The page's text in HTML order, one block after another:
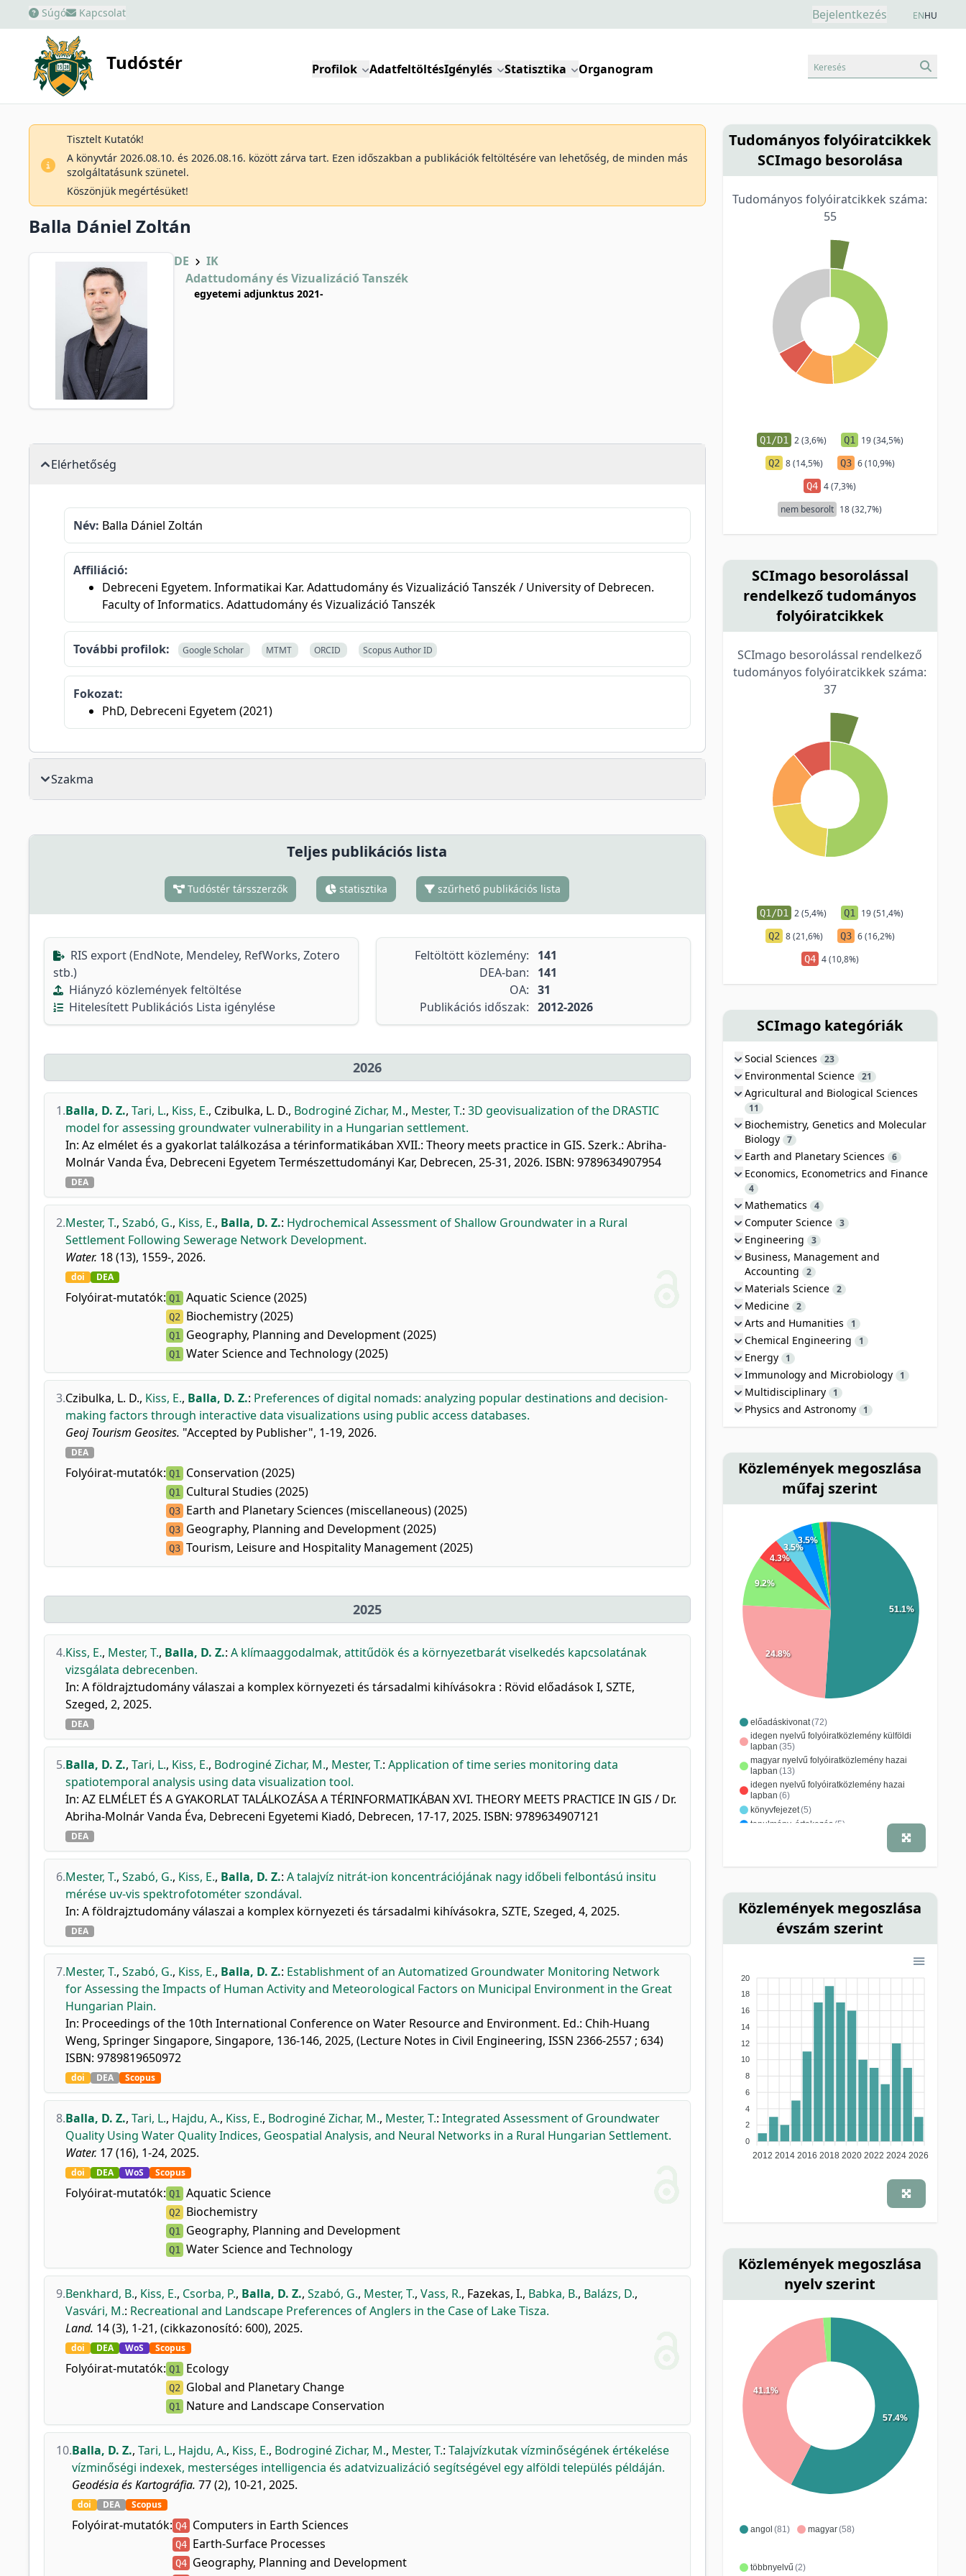
Súgó Kapcsolat Bejelentkezés ENHU
Tudóstér Profilok AdatfeltöltésIgénylés Statisztika Organogram Keresés
Tisztelt Kutatók!
A könyvtár 2026.08.10. és 2026.08.16. között zárva tart. Ezen időszakban a publikációk feltöltésére van lehetőség, de minden más
szolgáltatásunk szünetel.
Köszönjük megértésüket!
Balla Dániel Zoltán
DE
IK
Adattudomány és Vizualizáció Tanszék
egyetemi adjunktus 2021-
Elérhetőség
Név: Balla Dániel Zoltán
Affiliáció:
Debreceni Egyetem. Informatikai Kar. Adattudomány és Vizualizáció Tanszék / University of Debrecen.
Faculty of Informatics. Adattudomány és Vizualizáció Tanszék
További profilok: Google Scholar MTMT ORCID Scopus Author ID
Fokozat:
PhD, Debreceni Egyetem (2021)
Szakma
Teljes publikációs lista
Tudóstér társszerzők statisztika szűrhető publikációs lista
RIS export (EndNote, Mendeley, RefWorks, Zotero
stb.)
Hiányzó közlemények feltöltése
Hitelesített Publikációs Lista igénylése
Feltöltött közlemény:
141
DEA-ban:
141
OA: 31
Publikációs időszak: 2012-2026
2026
1.Balla, D. Z., Tari, L., Kiss, E., Czibulka, L. D., Bodroginé Zichar, M., Mester, T.: 3D geovisualization of the DRASTIC
model for assessing groundwater vulnerability in a Hungarian settlement.
In: Az elmélet és a gyakorlat találkozása a térinformatikában XVII.: Theory meets practice in GIS. Szerk.: Abriha-
Molnár Vanda Éva, Debreceni Egyetem Természettudományi Kar, Debrecen, 25-31, 2026. ISBN: 9789634907954
DEA
2.Mester, T., Szabó, G., Kiss, E., Balla, D. Z.: Hydrochemical Assessment of Shallow Groundwater in a Rural
Settlement Following Sewerage Network Development.
Water. 18 (13), 1559-, 2026.
doi DEA
Folyóirat-mutatók: Q1 Aquatic Science (2025)
Q2 Biochemistry (2025)
Q1 Geography, Planning and Development (2025)
Q1 Water Science and Technology (2025)
3.Czibulka, L. D., Kiss, E., Balla, D. Z.: Preferences of digital nomads: analyzing popular destinations and decision-
making factors through interactive data visualizations using public access databases.
Geoj Tourism Geosites. "Accepted by Publisher", 1-19, 2026.
DEA
Folyóirat-mutatók: Q1 Conservation (2025)
Q1 Cultural Studies (2025)
Q3 Earth and Planetary Sciences (miscellaneous) (2025)
Q3 Geography, Planning and Development (2025)
Q3 Tourism, Leisure and Hospitality Management (2025)
2025
4.Kiss, E., Mester, T., Balla, D. Z.: A klímaaggodalmak, attitűdök és a környezetbarát viselkedés kapcsolatának
vizsgálata debrecenben.
In: A földrajztudomány válaszai a komplex környezeti és társadalmi kihívásokra : Rövid előadások I, SZTE,
Szeged, 2, 2025.
DEA
5.Balla, D. Z., Tari, L., Kiss, E., Bodroginé Zichar, M., Mester, T.: Application of time series monitoring data
spatiotemporal analysis using data visualization tool.
In: AZ ELMÉLET ÉS A GYAKORLAT TALÁLKOZÁSA A TÉRINFORMATIKÁBAN XVI. THEORY MEETS PRACTICE IN GIS / Dr.
Abriha-Molnár Vanda Éva, Debreceni Egyetemi Kiadó, Debrecen, 17-17, 2025. ISBN: 9789634907121
DEA
6.Mester, T., Szabó, G., Kiss, E., Balla, D. Z.: A talajvíz nitrát-ion koncentrációjának nagy időbeli felbontású insitu
mérése uv-vis spektrofotométer szondával.
In: A földrajztudomány válaszai a komplex környezeti és társadalmi kihívásokra, SZTE, Szeged, 4, 2025.
DEA
7.Mester, T., Szabó, G., Kiss, E., Balla, D. Z.: Establishment of an Automatized Groundwater Monitoring Network
for Assessing the Impacts of Human Activity and Meteorological Factors on Municipal Environment in the Great
Hungarian Plain.
In: Proceedings of the 10th International Conference on Water Resource and Environment. Ed.: Chih-Huang
Weng, Springer Singapore, Singapore, 136-146, 2025, (Lecture Notes in Civil Engineering, ISSN 2366-2557 ; 634)
ISBN: 9789819650972
doi DEA Scopus
8.Balla, D. Z., Tari, L., Hajdu, A., Kiss, E., Bodroginé Zichar, M., Mester, T.: Integrated Assessment of Groundwater
Quality Using Water Quality Indices, Geospatial Analysis, and Neural Networks in a Rural Hungarian Settlement.
Water. 17 (16), 1-24, 2025.
doi DEA WoS Scopus
Folyóirat-mutatók: Q1 Aquatic Science
Q2 Biochemistry
Q1 Geography, Planning and Development
Q1 Water Science and Technology
9.Benkhard, B., Kiss, E., Csorba, P., Balla, D. Z., Szabó, G., Mester, T., Vass, R., Fazekas, I., Babka, B., Balázs, D.,
Vasvári, M.: Recreational and Landscape Preferences of Anglers in the Case of Lake Tisza.
Land. 14 (3), 1-21, (cikkazonosító: 600), 2025.
doi DEA WoS Scopus
Folyóirat-mutatók: Q1 Ecology
Q2 Global and Planetary Change
Q1 Nature and Landscape Conservation
10.Balla, D. Z., Tari, L., Hajdu, A., Kiss, E., Bodroginé Zichar, M., Mester, T.: Talajvízkutak vízminőségének értékelése
vízminőségi indexek, mesterséges intelligencia és adatvizualizáció segítségével egy alföldi település példáján.
Geodésia és Kartográfia. 77 (2), 10-21, 2025.
doi DEA Scopus
Folyóirat-mutatók: Q4 Computers in Earth Sciences
Q4 Earth-Surface Processes
Q4 Geography, Planning and Development
Tudományos folyóiratcikkek
SCImago besorolása
Tudományos folyóiratcikkek száma:
55
Q1/D1 2 (3,6%) Q1 19 (34,5%)
Q2 8 (14,5%) Q3 6 (10,9%)
Q4 4 (7,3%)
nem besorolt 18 (32,7%)
SCImago besorolással
rendelkező tudományos
folyóiratcikkek
SCImago besorolással rendelkező
tudományos folyóiratcikkek száma:
37
Q1/D1 2 (5,4%) Q1 19 (51,4%)
Q2 8 (21,6%) Q3 6 (16,2%)
Q4 4 (10,8%)
SCImago kategóriák
Social Sciences 23
Environmental Science 21
Agricultural and Biological Sciences
11
Biochemistry, Genetics and Molecular
Biology 7
Earth and Planetary Sciences 6
Economics, Econometrics and Finance
4
Mathematics 4
Computer Science 3
Engineering 3
Business, Management and
Accounting
2
Materials Science 2
Medicine 2
Arts and Humanities 1
Chemical Engineering 1
Energy 1
Immunology and Microbiology 1
Multidisciplinary 1
Physics and Astronomy 1
Közlemények megoszlása
műfaj szerint
előadáskivonat(72)
idegen nyelvű folyóiratközlemény külföldi
lapban (35)
magyar nyelvű folyóiratközlemény hazai
lapban (13)
idegen nyelvű folyóiratközlemény hazai
lapban (6)
könyvfejezet(5)
tanulmány, értekezés (5)
(1)
magyar nyelvű folyóiratközlemény külföldi
51.1%
24.8%
9.2%
4.3%
3.5%
3.5%
Közlemények megoszlása
évszám szerint
20
18
16
14
12
10
8
6
4
2
0
2012 2014 2016 2018 2020 2022 2024 2026
Közlemények megoszlása
nyelv szerint
angol (81) magyar(58)
többnyelvű (2)
57.4%
41.1%